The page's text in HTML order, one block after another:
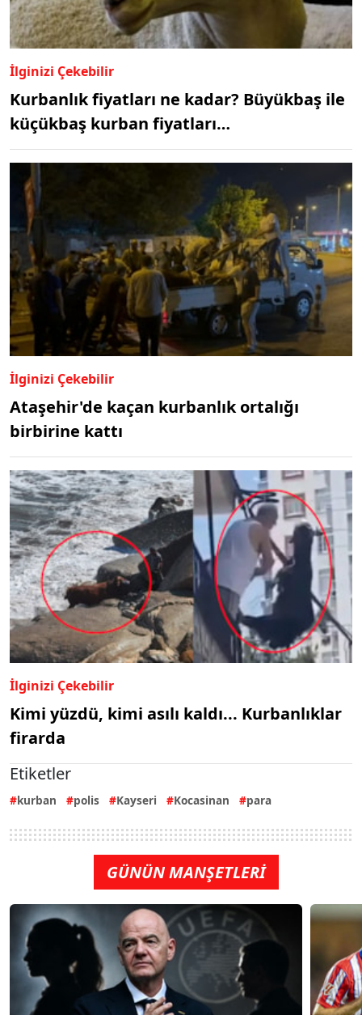
İlginizi Çekebilir
Kurbanlık fiyatları ne kadar? Büyükbaş ile
küçükbaş kurban fiyatları…
İlginizi Çekebilir
Ataşehir'de kaçan kurbanlık ortalığı
birbirine kattı
İlginizi Çekebilir
Kimi yüzdü, kimi asılı kaldı... Kurbanlıklar
firarda
Etiketler
kurban polis Kayseri Kocasinan para
GÜNÜN MANŞETLERİ